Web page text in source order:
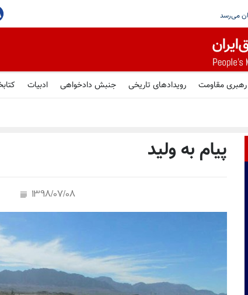
رهبری مقاومت رویدادهای تاریخی جنبش دادخواهی ادبیات
پیام به ولید
1398/07/08